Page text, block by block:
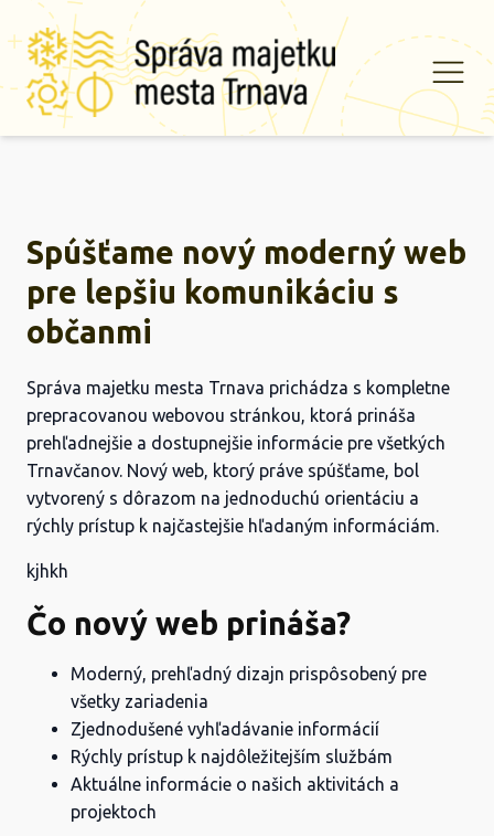
Spúšťame nový moderný web
pre lepšiu komunikáciu s
občanmi
Správa majetku mesta Trnava prichádza s kompletne
prepracovanou webovou stránkou, ktorá prináša
prehľadnejšie a dostupnejšie informácie pre všetkých
Trnavčanov. Nový web, ktorý práve spúšťame, bol
vytvorený s dôrazom na jednoduchú orientáciu a
rýchly prístup k najčastejšie hľadaným informáciám.
kjhkh
Čo nový web prináša?
Moderný, prehľadný dizajn prispôsobený pre
všetky zariadenia
Zjednodušené vyhľadávanie informácií
Rýchly prístup k najdôležitejším službám
Aktuálne informácie o našich aktivitách a
projektoch